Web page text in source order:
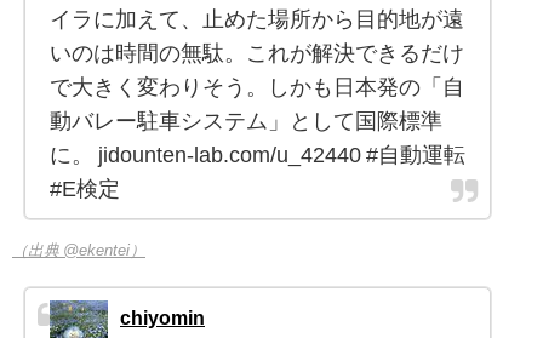
イラに加えて、止めた場所から目的地が遠
いのは時間の無駄。これが解決できるだけ
で大きく変わりそう。しかも日本発の「自
動バレー駐車システム」として国際標準
に。 jidounten-lab.com/u_42440 #自動運転
#E検定
（出典 @ekentei）
chiyomin